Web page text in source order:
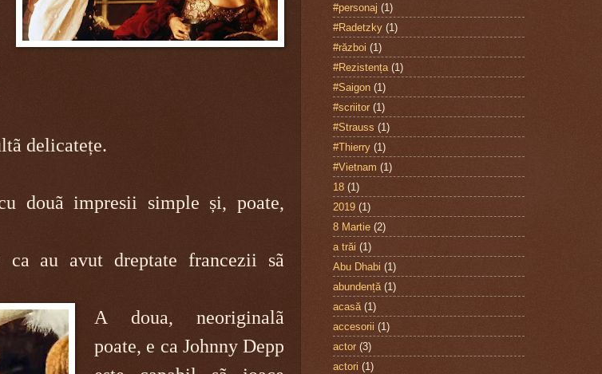
delicatețe.
douã impresii simple și, poate,
ca au avut dreptate francezii sã
A doua, neoriginalã
poate, e ca Johnny Depp
#personaj (1)
#Radetzky (1)
#război (1)
#Rezistența (1)
#Saigon (1)
#scriitor (1)
#Strauss (1)
#Thierry (1)
#Vietnam (1)
18 (1)
2019 (1)
8 Martie (2)
a trăi (1)
Abu Dhabi (1)
abundență (1)
acasă (1)
accesorii (1)
actor (3)
actori (1)